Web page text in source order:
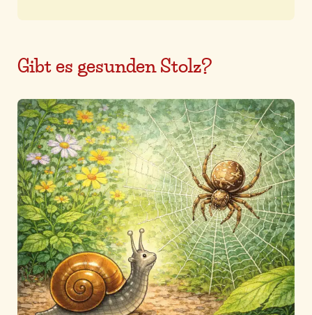
Gibt es gesunden Stolz?